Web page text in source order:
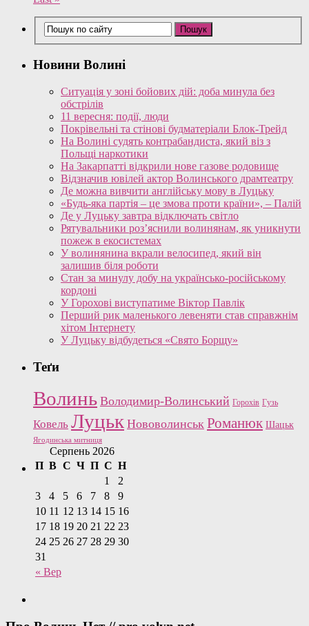
Новини Волині
Ситуація у зоні бойових дій: доба минула без
обстрілів
11 вересня: події, люди
Покрівельні та стінові будматеріали Блок-Трейд
На Волині судять контрабандиста, який віз з
Польщі наркотики
На Закарпатті відкрили нове газове родовище
Відзначив ювілей актор Волинського драмтеатру
Де можна вивчити англійську мову в Луцьку
«Будь-яка партія – це змова проти країни», – Палій
Де у Луцьку завтра відключать світло
Рятувальники роз’яснили волинянам, як уникнути
пожеж в екосистемах
У волинянина вкрали велосипед, який він
залишив біля роботи
Стан за минулу добу на українсько-російському
кордоні
У Горохові виступатиме Віктор Павлік
Перший рик маленького левеняти став справжнім
хітом Інтернету
У Луцьку відбудеться «Свято Борщу»
Теґи
Волинь Володимир-Волинський Горохів Гузь
Ковель Луцьк Нововолинськ Романюк Шацьк
Ягодинська митниця
Серпень 2026
П В С Ч П С Н
« Вер
1
2
3
4 5 6 7 8
9
10 11 12 13 14 15 16
17 18 19 20 21 22 23
24 25 26 27 28 29 30
31